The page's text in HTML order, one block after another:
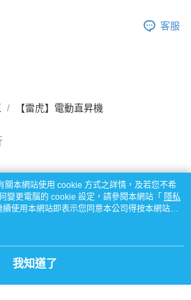
客服
【雷虎】電動直昇機
關本網站使用 cookie 方式之詳情，及若您不希
變更電腦的 cookie 設定，請參閱本網站「 隱私
續使用本網站即表示您同意本公司得按本網站使
。
我知道了